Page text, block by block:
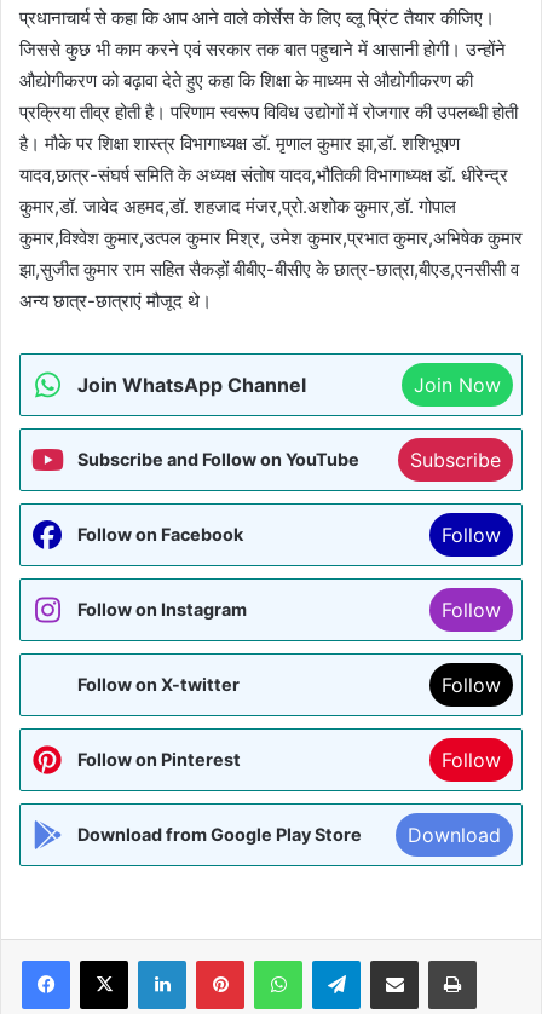
प्रधानाचार्य से कहा कि आप आने वाले कोर्सेस के लिए ब्लू प्रिंट तैयार कीजिए।
जिससे कुछ भी काम करने एवं सरकार तक बात पहुचाने में आसानी होगी। उन्होंने
औद्योगीकरण को बढ़ावा देते हुए कहा कि शिक्षा के माध्यम से औद्योगीकरण की
प्रक्रिया तीव्र होती है। परिणाम स्वरूप विविध उद्योगों में रोजगार की उपलब्धी होती
है। मौके पर शिक्षा शास्त्र विभागाध्यक्ष डॉ. मृणाल कुमार झा,डॉ. शशिभूषण
यादव,छात्र-संघर्ष समिति के अध्यक्ष संतोष यादव,भौतिकी विभागाध्यक्ष डॉ. धीरेन्द्र
कुमार,डॉ. जावेद अहमद,डॉ. शहजाद मंजर,प्रो.अशोक कुमार,डॉ. गोपाल
कुमार,विश्वेश कुमार,उत्पल कुमार मिश्र, उमेश कुमार,प्रभात कुमार,अभिषेक कुमार
झा,सुजीत कुमार राम सहित सैकड़ों बीबीए-बीसीए के छात्र-छात्रा,बीएड,एनसीसी व
अन्य छात्र-छात्राएं मौजूद थे।
Join WhatsApp Channel Join Now
Subscribe and Follow on YouTube Subscribe
Follow on Facebook Follow
Follow on Instagram Follow
Follow on X-twitter Follow
Follow on Pinterest Follow
Download from Google Play Store Download
Facebook
X LinkedInPinterestWhatsAppTelegramShare via Email Print